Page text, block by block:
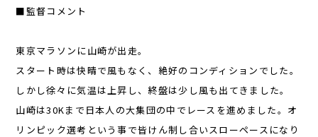
■監督コメント
東京マラソンに山崎が出走。
スタート時は快晴で風もなく、絶好のコンディションでした。
しかし徐々に気温は上昇し、終盤は少し風も出てきました。
山崎は30Kまで日本人の大集団の中でレースを進めました。オ
リンピック選考という事で皆けん制し合いスローペースになり